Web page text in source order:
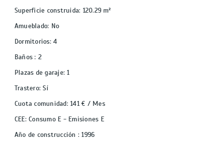
Superficie construida: 120.29 m²
Amueblado: No
Dormitorios: 4
Baños: 2
Plazas de garaje: 1
Trastero: Sí
Cuota comunidad: 141 € / Mes
CEE: Consumo E - Emisiones E
Año de construcción : 1996